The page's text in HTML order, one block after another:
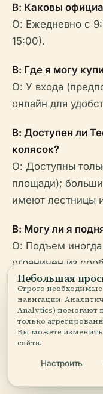
В: Каковы
О: Ежедневно с
15:00).
В: Где я могу
О: У входа
онлайн для
В: Доступен ли
колясок?
О: Доступны
площади);
имеют лестницы
В: Могу ли я
О: Подъем
ограничен из
безопасности.
перед
В: Доступны ли
О: Да, как на
записи; очень
Небольшая
Строго
навигации.
Analytics) помогают
только
Вы можете
сайта.
Настроить